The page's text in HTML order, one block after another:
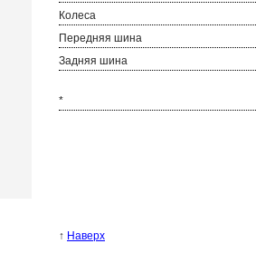
Колеса
Передняя шина
Задняя шина
*
↑ Наверх